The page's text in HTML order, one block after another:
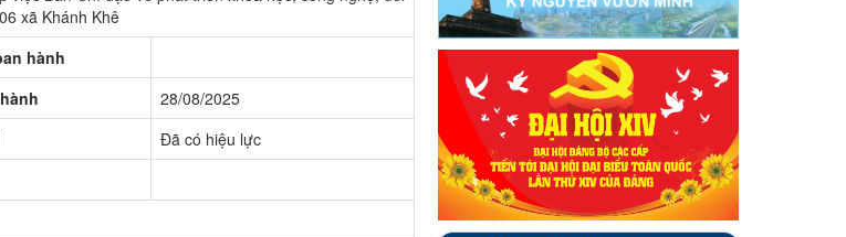
xã Khánh Khê
hành
28/08/2025
Đã có hiệu lực